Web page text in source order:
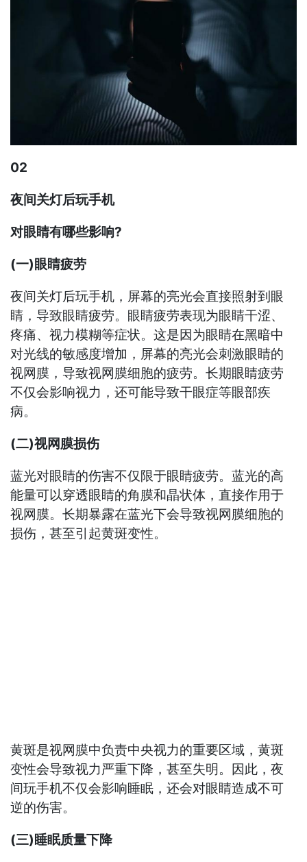
02
夜间关灯后玩手机
对眼睛有哪些影响?
(一)眼睛疲劳
夜间关灯后玩手机，屏幕的亮光会直接照射到眼
睛，导致眼睛疲劳。眼睛疲劳表现为眼睛干涩、
疼痛、视力模糊等症状。这是因为眼睛在黑暗中
对光线的敏感度增加，屏幕的亮光会刺激眼睛的
视网膜，导致视网膜细胞的疲劳。长期眼睛疲劳
不仅会影响视力，还可能导致干眼症等眼部疾
病。
(二)视网膜损伤
蓝光对眼睛的伤害不仅限于眼睛疲劳。蓝光的高
能量可以穿透眼睛的角膜和晶状体，直接作用于
视网膜。长期暴露在蓝光下会导致视网膜细胞的
损伤，甚至引起黄斑变性。
黄斑是视网膜中负责中央视力的重要区域，黄斑
变性会导致视力严重下降，甚至失明。因此，夜
间玩手机不仅会影响睡眠，还会对眼睛造成不可
逆的伤害。
(三)睡眠质量下降